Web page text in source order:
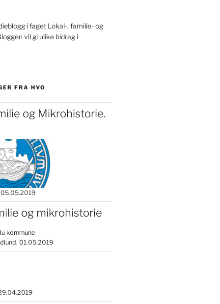
i faget Lokal-, familie- og
vil gi ulike bidrag i
FRA HVO
og Mikrohistorie.
05.05.2019
og mikrohistorie
kommune
01.05.2019